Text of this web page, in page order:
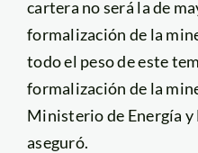
cartera no será la de
formalización de la
todo el peso de este
formalización de la
Ministerio de Energía y
aseguró.